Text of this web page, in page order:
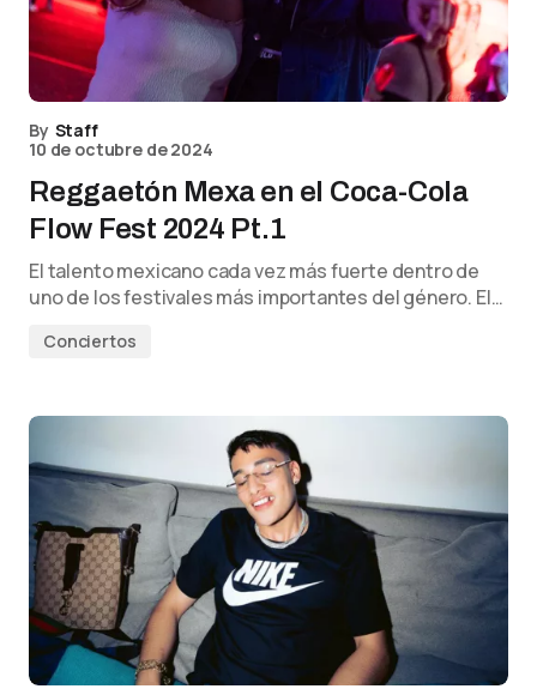
By Staff
10 de octubre de 2024
Reggaetón Mexa en el Coca-Cola
Flow Fest 2024 Pt.1
El talento mexicano cada vez más fuerte dentro de
uno de los festivales más importantes del género. El…
Conciertos